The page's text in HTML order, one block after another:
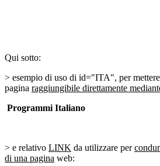
Qui sotto:
> esempio di uso di id="ITA", per mettere
pagina raggiungibile direttamente
Programmi Italiano
> e relativo LINK da utilizzare per
di una pagina web: